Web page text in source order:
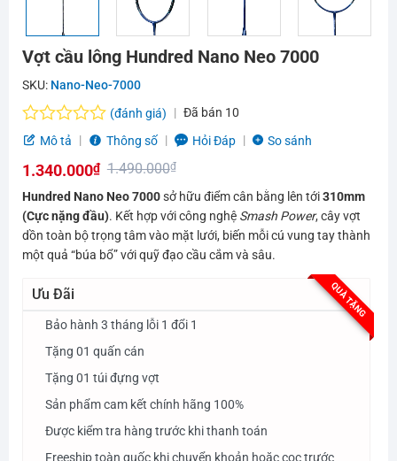
Vợt cầu lông Hundred Nano Neo 7000
SKU: Nano-Neo-7000
Được
hạng
5
sao
(đánh giá) Đã bán 10
Mô tả
Thông số Hỏi Đáp So sánh
1.490.000₫
Giá
gốc
là:
1.490.000₫.
1.340.000₫
Giá
hiện
tại
là:
1.340.000₫.
Hundred Nano Neo 7000sở hữu điểm cân bằng lên tới310mm
(Cực nặng đầu). Kết hợp với công nghệ Smash Power, cây vợt
dồn toàn bộ trọng tâm vào mặt lưới, biến mỗi cú vung tay thành
một quả “búa bổ” với quỹ đạo cầu cắm và sâu.
QUÀ TẶNG
Ưu Đãi
Bảo hành 3 tháng lỗi 1 đổi 1
Tặng 01 quấn cán
Tặng 01 túi đựng vợt
Sản phẩm cam kết chính hãng 100%
Được kiểm tra hàng trước khi thanh toán
Freeship toàn quốc khi chuyển khoản hoặc cọc trước